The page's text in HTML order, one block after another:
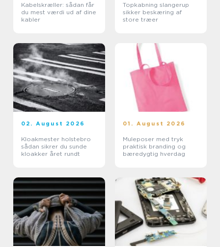
Kabelskræller: sådan får
du mest værdi ud af dine
kabler
Topkabning slangerup
sikker beskæring af
store træer
02. August 2026
Kloakmester holstebro
sådan sikrer du sunde
kloakker året rundt
01. August 2026
Muleposer med tryk
praktisk branding og
bæredygtig hverdag